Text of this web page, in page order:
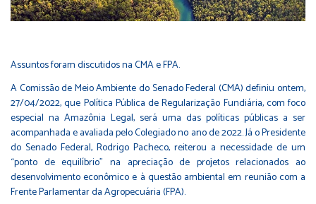
Assuntos foram discutidos na CMA e FPA.
A Comissão de Meio Ambiente do Senado Federal (CMA) definiu ontem,
27/04/2022, que Política Pública de Regularização Fundiária, com foco
especial na Amazônia Legal, será uma das políticas públicas a ser
acompanhada e avaliada pelo Colegiado no ano de 2022. Já o Presidente
do Senado Federal, Rodrigo Pacheco, reiterou a necessidade de um
“ponto de equilíbrio” na apreciação de projetos relacionados ao
desenvolvimento econômico e à questão ambiental em reunião com a
Frente Parlamentar da Agropecuária (FPA).